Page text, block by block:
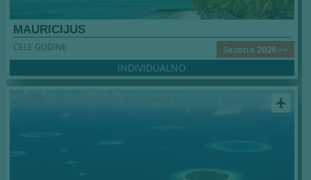
MAURICIJUS
Sezona 2026 >>
CELE GODINE
INDIVIDUALNO
airplanemode_active